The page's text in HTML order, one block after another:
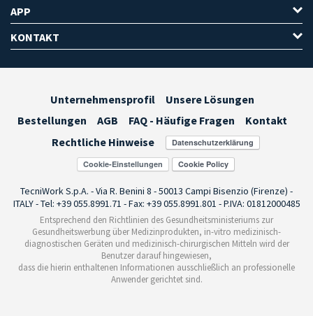
APP
KONTAKT
Unternehmensprofil
Unsere Lösungen
Bestellungen
AGB FAQ - Häufige Fragen
Kontakt
Rechtliche Hinweise
Cookie-Einstellungen
TecniWork S.p.A. - Via R. Benini 8 - 50013 Campi Bisenzio (Firenze) -
ITALY - Tel: +39 055.8991.71 - Fax: +39 055.8991.801 - P.IVA: 01812000485
Entsprechend den Richtlinien des Gesundheitsministeriums zur
Gesundheitswerbung über Medizinprodukten, in-vitro medizinisch-
diagnostischen Geräten und medizinisch-chirurgischen Mitteln wird der
Benutzer darauf hingewiesen,
dass die hierin enthaltenen Informationen ausschließlich an professionelle
Anwender gerichtet sind.